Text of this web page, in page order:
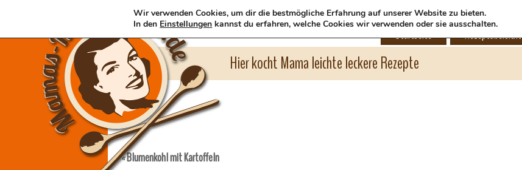
Hier kocht Mama leichte leckere Rezepte
Startseite Rezeptübersicht
«Blumenkohl mit Kartoffeln
Wir verwenden Cookies, um dir die bestmögliche Erfahrung auf unserer Website zu bieten.
In den Einstellungen kannst du erfahren, welche Cookies wir verwenden oder sie ausschalten.